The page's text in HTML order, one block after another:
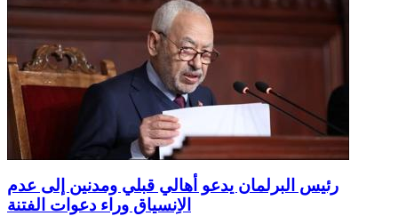
رئيس البرلمان يدعو أهالي قبلي ومدنين إلى عدم
الاِنسياق وراء دعوات الفتنة